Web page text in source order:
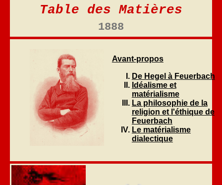
Table des Matières
1888
Avant-propos
De Hegel à Feuerbach
Idéalisme et
matérialisme
La philosophie de la
religion et l'éthique de
Feuerbach
Le matérialisme
dialectique